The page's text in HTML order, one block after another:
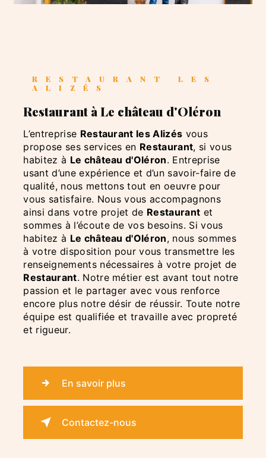
RESTAURANT LES
ALIZÉS
Restaurant à Le château d'Oléron
L’entreprise Restaurant les Alizés vous
propose ses services en Restaurant, si vous
habitez à Le château d'Oléron. Entreprise
usant d’une expérience et d’un savoir-faire de
qualité, nous mettons tout en oeuvre pour
vous satisfaire. Nous vous accompagnons
ainsi dans votre projet de Restaurant et
sommes à l’écoute de vos besoins. Si vous
habitez à Le château d'Oléron, nous sommes
à votre disposition pour vous transmettre les
renseignements nécessaires à votre projet de
Restaurant. Notre métier est avant tout notre
passion et le partager avec vous renforce
encore plus notre désir de réussir. Toute notre
équipe est qualifiée et travaille avec propreté
et rigueur.
En savoir plus
Contactez-nous